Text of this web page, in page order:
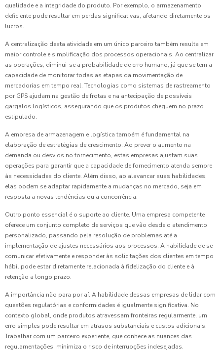
qualidade e a integridade do produto. Por exemplo, o armazenamento
deficiente pode resultar em perdas significativas, afetando diretamente os
lucros.
A centralização desta atividade em um único parceiro também resulta em
maior controle e simplificação dos processos operacionais. Ao centralizar
as operações, diminui-se a probabilidade de erro humano, já que se tem a
capacidade de monitorar todas as etapas da movimentação de
mercadorias em tempo real. Tecnologias como sistemas de rastreamento
por GPS ajudam na gestão de frotas e na antecipação de possíveis
gargalos logísticos, assegurando que os produtos cheguem no prazo
estipulado.
A empresa de armazenagem e logística também é fundamental na
elaboração de estratégias de crescimento. Ao prever o aumento na
demanda ou desvios no fornecimento, estas empresas ajustam suas
operações para garantir que a capacidade de fornecimento atenda sempre
às necessidades do cliente. Além disso, ao alavancar suas habilidades,
elas podem se adaptar rapidamente a mudanças no mercado, seja em
resposta a novas tendências ou a concorrência.
Outro ponto essencial é o suporte ao cliente. Uma empresa competente
oferece um conjunto completo de serviços que vão desde o atendimento
personalizado, passando pela resolução de problemas até a
implementação de ajustes necessários aos processos. A habilidade de se
comunicar efetivamente e responder às solicitações dos clientes em tempo
hábil pode estar diretamente relacionada à fidelização do cliente e à
retenção a longo prazo.
A importância não para por aí. A habilidade dessas empresas de lidar com
questões regulatórias e conformidades é igualmente significativa. No
contexto global, onde produtos atravessam fronteiras regularmente, um
erro simples pode resultar em atrasos substanciais e custos adicionais.
Trabalhar com um parceiro experiente, que conhece as nuances das
regulamentações, minimiza o risco de interrupções indesejadas.